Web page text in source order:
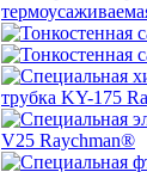
трубка KY-175
V25 Raychman®